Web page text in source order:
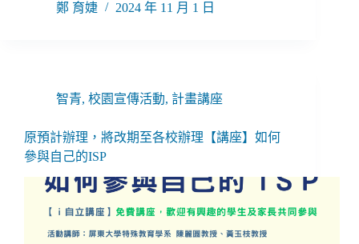
鄭 育婕
2024 年 11 月 1 日
智青, 校園宣傳活動, 計畫講座
原預計辦理，將改期至各校辦理【講座】如何
參與自己的ISP